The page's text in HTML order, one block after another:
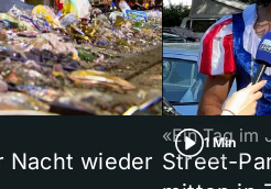
Nacht wieder
1 Min
«Ein Tag im
Street-